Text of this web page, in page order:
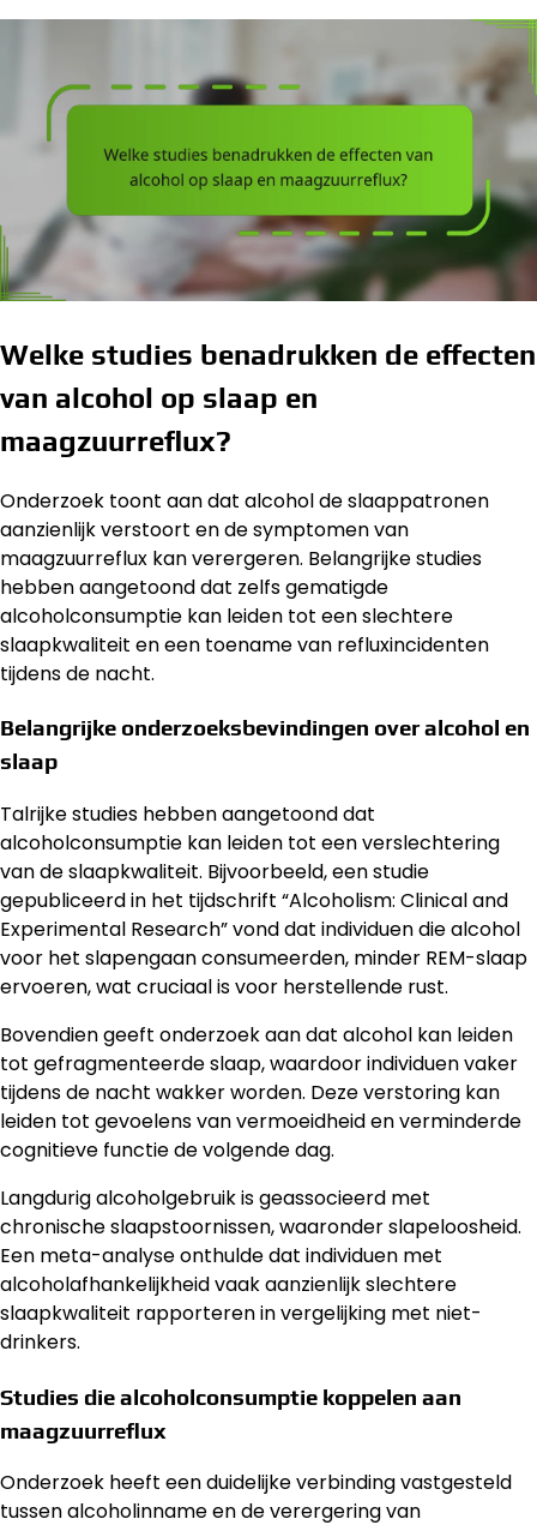
Welke studies benadrukken de effecten
van alcohol op slaap en
maagzuurreflux?
Onderzoek toont aan dat alcohol de slaappatronen
aanzienlijk verstoort en de symptomen van
maagzuurreflux kan verergeren. Belangrijke studies
hebben aangetoond dat zelfs gematigde
alcoholconsumptie kan leiden tot een slechtere
slaapkwaliteit en een toename van refluxincidenten
tijdens de nacht.
Belangrijke onderzoeksbevindingen over alcohol en
slaap
Talrijke studies hebben aangetoond dat
alcoholconsumptie kan leiden tot een verslechtering
van de slaapkwaliteit. Bijvoorbeeld, een studie
gepubliceerd in het tijdschrift “Alcoholism: Clinical and
Experimental Research” vond dat individuen die alcohol
voor het slapengaan consumeerden, minder REM-slaap
ervoeren, wat cruciaal is voor herstellende rust.
Bovendien geeft onderzoek aan dat alcohol kan leiden
tot gefragmenteerde slaap, waardoor individuen vaker
tijdens de nacht wakker worden. Deze verstoring kan
leiden tot gevoelens van vermoeidheid en verminderde
cognitieve functie de volgende dag.
Langdurig alcoholgebruik is geassocieerd met
chronische slaapstoornissen, waaronder slapeloosheid.
Een meta-analyse onthulde dat individuen met
alcoholafhankelijkheid vaak aanzienlijk slechtere
slaapkwaliteit rapporteren in vergelijking met niet-
drinkers.
Studies die alcoholconsumptie koppelen aan
maagzuurreflux
Onderzoek heeft een duidelijke verbinding vastgesteld
tussen alcoholinname en de verergering van